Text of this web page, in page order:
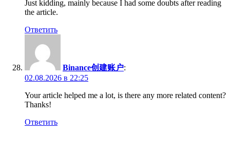
Just kidding, mainly because I had some doubts after reading
the article.
Ответить
Binance创建账户:
02.08.2026 в 22:25
Your article helped me a lot, is there any more related content?
Thanks!
Ответить